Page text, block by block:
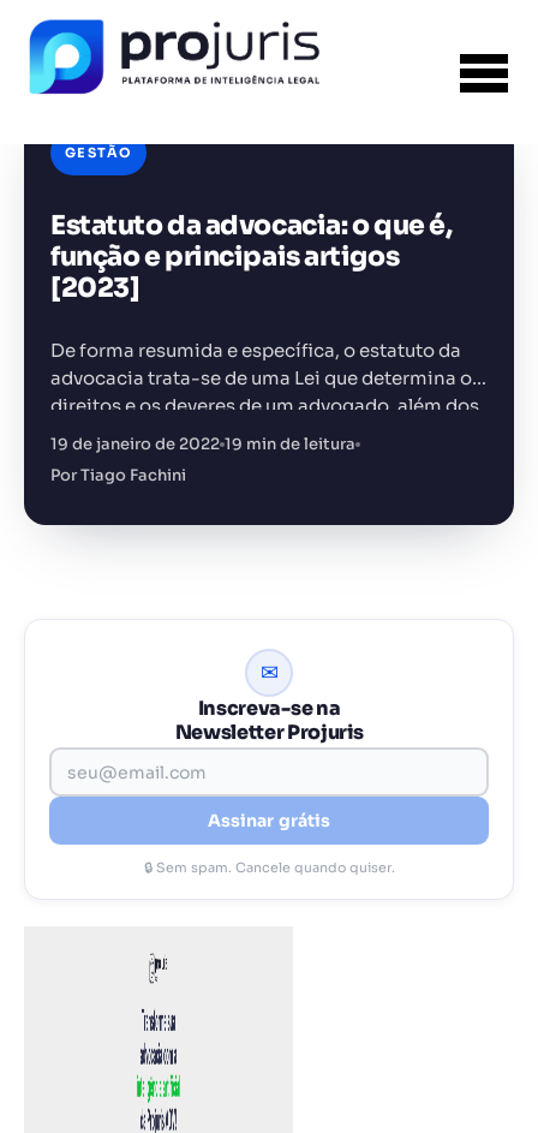
GESTÃO
Estatuto da advocacia: o que é,
função e principais artigos
[2023]
De forma resumida e específica, o estatuto da
advocacia trata-se de uma Lei que determina os
direitos e os deveres de um advogado, além dos
objetivos e a forma de organização da…
19 de janeiro de 2022 19 min de leitura
Por Tiago Fachini
✉
Inscreva-se na
Newsletter Projuris
Assinar grátis
🔒 Sem spam. Cancele quando quiser.
FERRAMENTA RECOMENDADA PARA ESTE
CONTEÚDO
Tabela de Honorários da OAB
+14.000 juristas